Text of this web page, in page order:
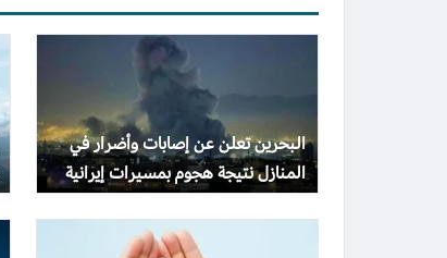
البحرين تعلن عن إصابات وأضرار في
المنازل نتيجة هجوم بمسيرات إيرانية
على سترة